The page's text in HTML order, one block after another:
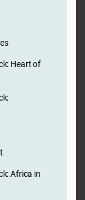
Heart of
Africa in